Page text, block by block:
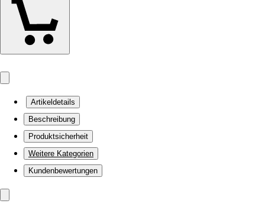
Artikeldetails
Beschreibung
Produktsicherheit
Weitere Kategorien
Kundenbewertungen